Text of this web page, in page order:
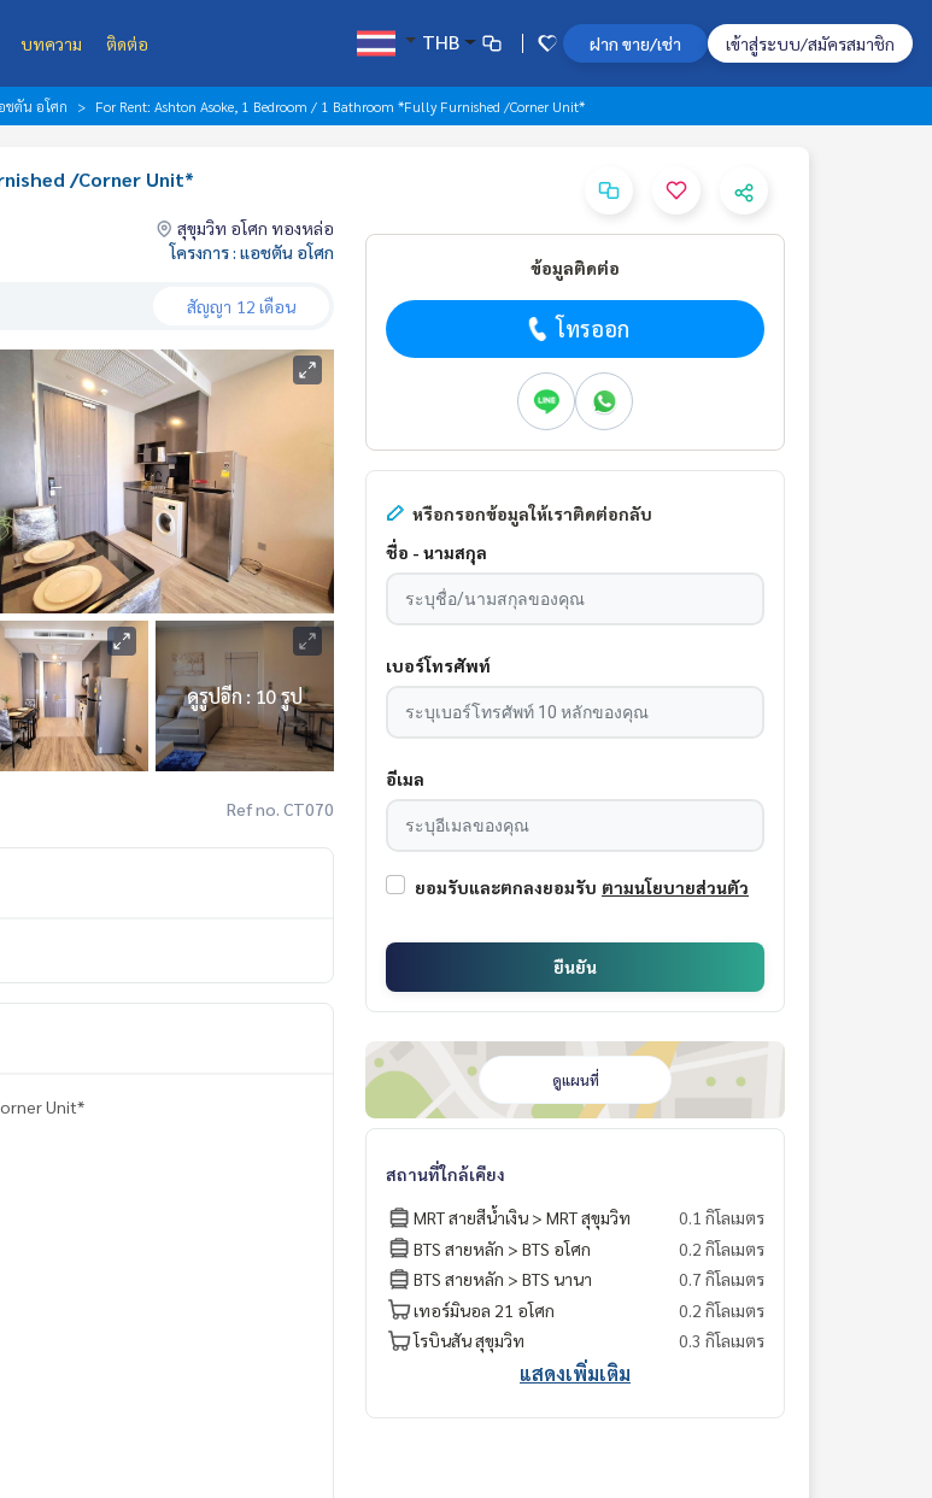
บทความ ติดต่อ THB ฝาก ขาย/เช่า เข้าสู่ระบบ/สมัครสมาชิก
ชตัน อโศก For Rent: Ashton Asoke, 1 Bedroom / 1 Bathroom *Fully Furnished /Corner Unit*
/Corner Unit*
สุขุมวิท อโศก ทองหล่อ
โครงการ : แอชตัน อโศก
สัญญา 12 เดือน
ดูรูปอีก : 10 รูป
Ref no. CT070
Unit*
ข้อมูลติดต่อ
โทรออก
หรือกรอกข้อมูลให้เราติดต่อกลับ
ชื่อ - นามสกุล
เบอร์โทรศัพท์
อีเมล
ยอมรับและตกลงยอมรับ ตามนโยบายส่วนตัว
ยืนยัน
ดูแผนที่
สถานที่ใกล้เคียง
MRT สายสีน้ำเงิน > MRT สุขุมวิท
0.1 กิโลเมตร
BTS สายหลัก > BTS อโศก
0.2 กิโลเมตร
BTS สายหลัก > BTS นานา
0.7 กิโลเมตร
เทอร์มินอล 21 อโศก
0.2 กิโลเมตร
โรบินสัน สุขุมวิท
0.3 กิโลเมตร
แสดงเพิ่มเติม